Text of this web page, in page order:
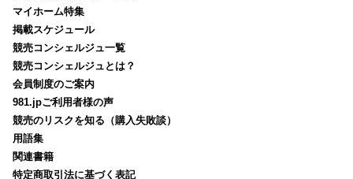
マイホーム特集
掲載スケジュール
競売コンシェルジュ一覧
競売コンシェルジュとは？
会員制度のご案内
981.jpご利用者様の声
競売のリスクを知る（購入失敗談）
用語集
関連書籍
特定商取引法に基づく表記